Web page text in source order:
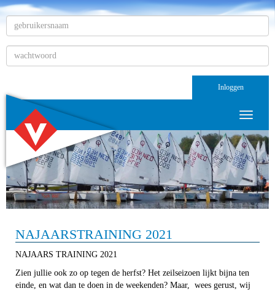
Inloggen
Toggle
NAJAARSTRAINING 2021
NAJAARS TRAINING 2021
Zien jullie ook zo op tegen de herfst? Het zeilseizoen lijkt bijna ten
einde, en wat dan te doen in de weekenden? Maar, wees gerust, wij